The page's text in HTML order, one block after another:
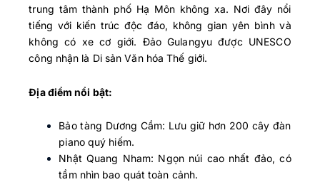
trung tâm thành phố Hạ Môn không xa. Nơi đây nổi
tiếng với kiến trúc độc đáo, không gian yên bình và
không có xe cơ giới. Đảo Gulangyu được UNESCO
công nhận là Di sản Văn hóa Thế giới.
Địa điểm nổi bật:
Bảo tàng Dương Cầm: Lưu giữ hơn 200 cây đàn
piano quý hiếm.
Nhật Quang Nham: Ngọn núi cao nhất đảo, có
tầm nhìn bao quát toàn cảnh.